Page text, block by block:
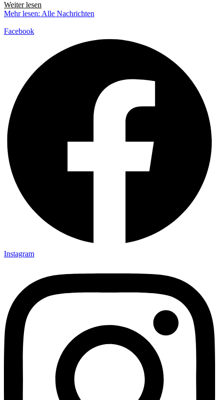
Weiter lesen
Mehr lesen: Alle Nachrichten
Facebook
Instagram